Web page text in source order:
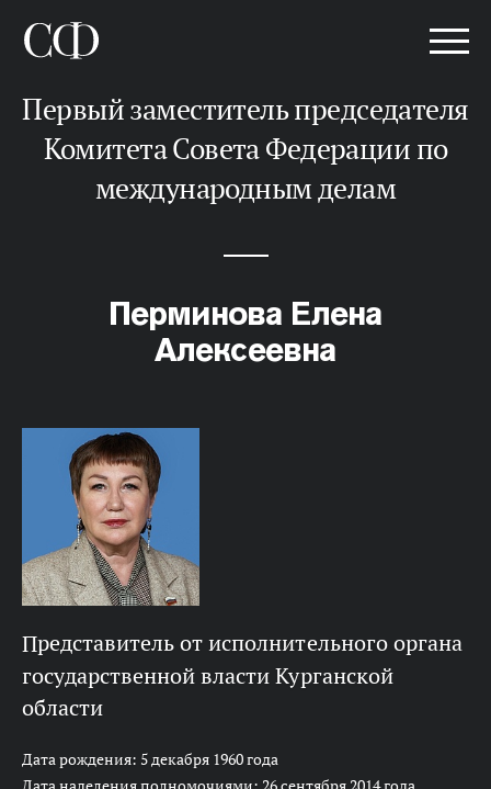
Первый заместитель председателя
Комитета Совета Федерации по
международным делам
Перминова Елена
Алексеевна
представитель от исполнительного органа
государственной власти Курганской
области
Дата рождения: 5 декабря 1960 года